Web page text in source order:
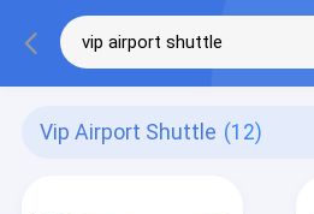
Vip Airport Shuttle (12)